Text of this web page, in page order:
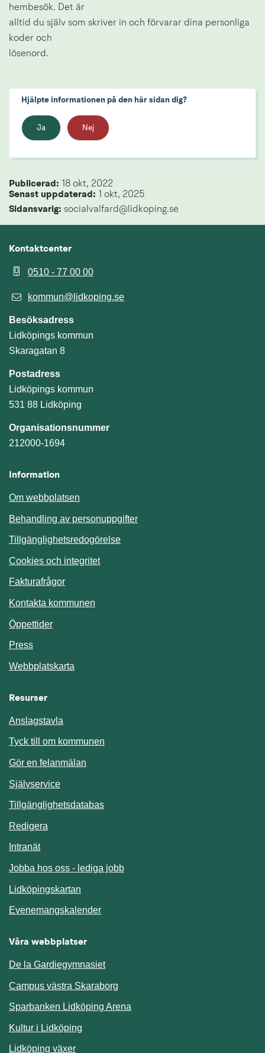
hembesök. Det är
alltid du själv som skriver in och förvarar dina personliga
koder och
lösenord.
Hjälpte informationen på den här sidan dig?
Ja Nej
Publicerad:
18 okt, 2022
Senast uppdaterad:
1 okt, 2025
Sidansvarig: socialvalfard@lidkoping.se
Kontaktcenter
0510 - 77 00 00
kommun@lidkoping.se
Besöksadress
Lidköpings kommun
Skaragatan 8
Postadress
Lidköpings kommun
531 88 Lidköping
Organisationsnummer
212000-1694
Information
Om webbplatsen
Behandling av personuppgifter
Tillgänglighetsredogörelse
Cookies och integritet
Fakturafrågor
Kontakta kommunen
Öppettider
Press
Webbplatskarta
Resurser
Anslagstavla
Tyck till om kommunen
Gör en felanmälan
SjälvserviceLänk till annan webbplats.
TillgänglighetsdatabasLänk till annan webbplats.
Redigera
IntranätLänk till annan webbplats.
Jobba hos oss - lediga jobb
Lidköpingskartan
EvenemangskalenderLänk till annan webbplats.
Våra webbplatser
De la Gardiegymnasiet
Campus västra Skaraborg
Sparbanken Lidköping Arena
Kultur i Lidköping
Lidköping växer